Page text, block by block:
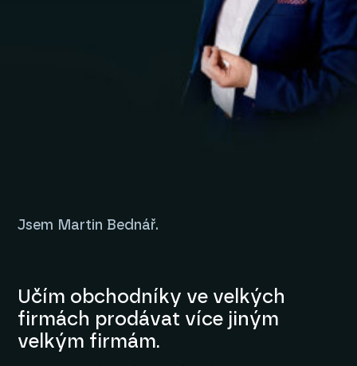
Jsem Martin Bednář.
Učím obchodníky ve velkých
firmách prodávat více jiným
velkým firmám.